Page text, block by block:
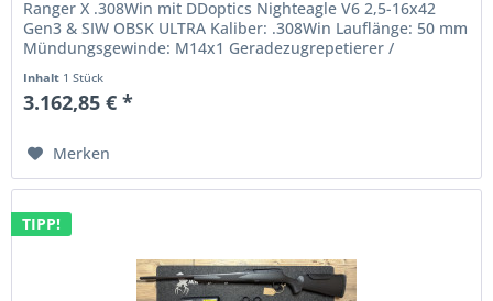
Ranger X .308Win mit DDoptics Nighteagle V6 2,5-16x42
Gen3 & SIW OBSK ULTRA Kaliber: .308Win Lauflänge: 50 mm
Mündungsgewinde: M14x1 Geradezugrepetierer /
Inhalt 1 Stück
3.162,85 € *
Merken
TIPP!